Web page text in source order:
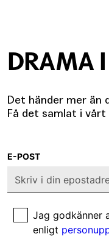
DRAMA
Det händer mer än
Få det samlat i vårt
E-POST
Jag godkänner
enligt